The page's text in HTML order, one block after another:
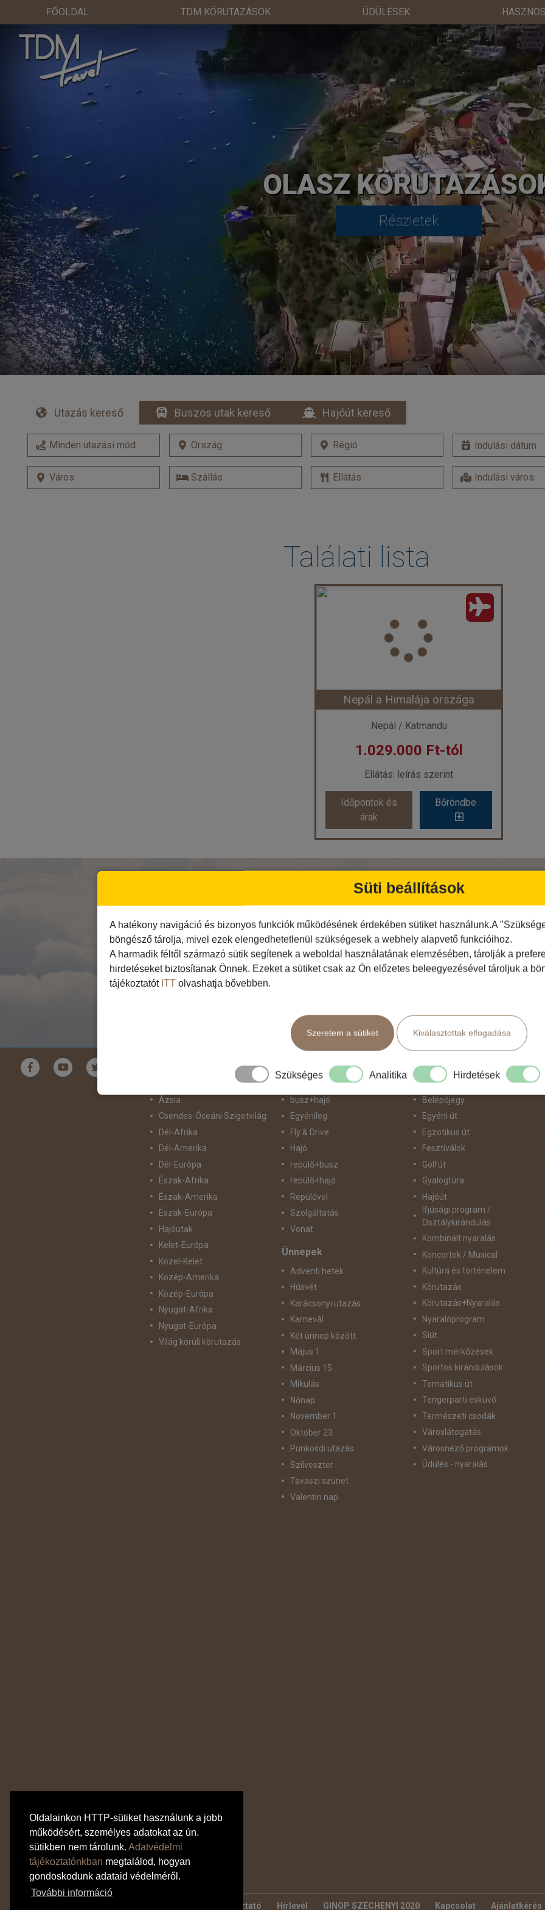
Oldalainkon HTTP-sütiket használunk a jobb
működésért, személyes adatokat az ún.
sütikben nem tárolunk. Adatvédelmi
tájékoztatónkban megtalálod, hogyan
gondoskodunk adataid védelméről.
További információ
FŐOLDAL TDM KÖRUTAZÁSOK ÜDÜLÉSEK
OLASZ
Részletek
Utazás kereső Buszos utak kereső Hajóút kereső
Találati lista
Nepál a Himalája országa
Nepál / Katmandu
1.029.000 Ft-tól
Ellátás: leírás szerint
Időpontok és
árak
Bőröndbe
Ország:Nepál
Város:Katmandu
Utazás módja:Repülővel
Szálláskategória:Hotel
Szobatípus:
Kétágyas (franciaágyas) szoba felnőtt pótággyal
Időtartam: 10 éj
már 1.029.000 Ft-tól
Időpontok és
árak
Bőröndbe
IRATKOZZON FEL
Ázsia
Csendes-Óceáni Szigetvilág
Dél-Afrika
Dél-Amerika
Dél-Európa
Észak-Afrika
Észak-Amerika
Észak-Európa
Hajóutak
Kelet-Európa
Közel-Kelet
Közép-Amerika
Közép-Európa
Nyugat-Afrika
Nyugat-Európa
Világ körüli körutazás
Közlekedés
Busszal
busz+hajó
Egyénileg
Fly & Drive
Hajó
repülő+busz
repülő+hajó
Repülővel
Szolgáltatás
Vonat
Ünnepek
Adventi hetek
Húsvét
Karácsonyi utazás
Karnevál
Két ünnep között
Május 1.
Március 15.
Mikulás
Nőnap
November 1.
Október 23.
Pünkösdi utazás
Szilveszter
Tavaszi szünet
Valentin nap
Programtípus
1 napos utak
Belépőjegy
Egyéni út
Egzotikus út
Fesztiválok
Golfút
Gyalogtúra
Hajóút
Ifjúsági program /
Osztálykirándulás
Kombinált nyaralás
Koncertek / Musical
Kultúra és történelem
Körutazás
Körutazás+Nyaralás
Nyaralóprogram
Síút
Sport mérkőzések
Sportos kirándulások
Tematikus út
Tengerparti esküvő
Természeti csodák
Városlátogatás
Városnéző programok
Üdülés - nyaralás
Adatvédelmi tájékoztató Hírlevél GINOP SZÉCHENYI 2020 Kapcsolat Ajánlatkérés
Süti beállítások
A hatékony navigáció és bizonyos funkciók működésének érdekében sütiket használunk.A
böngésző tárolja, mivel ezek elengedhetetlenül szükségesek a webhely alapvető funkcióihoz.
A harmadik féltől származó sütik segítenek a weboldal használatának elemzésében, tárolják a
hirdetéseket biztosítanak Önnek. Ezeket a sütiket csak az Ön előzetes beleegyezésével tároljuk a
tájékoztatót ITT olvashatja bővebben.
Szeretem a sütiket Kiválasztottak elfogadása
Szükséges Analitika Hirdetések